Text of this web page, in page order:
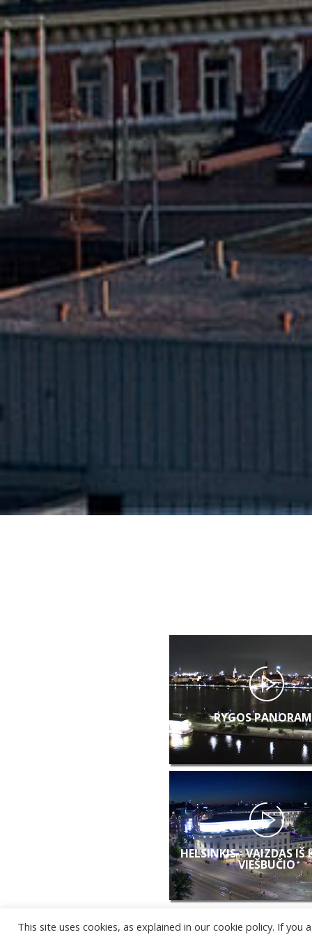
RYGOS
HELSINKIS - VAIZDAS IŠ
VIEŠBUČIO
This site uses cookies, as explained in our cookie policy. If